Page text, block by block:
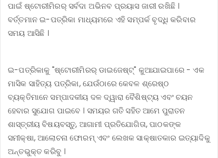
ପାଇଁ ଷ୍ଟୋରୀମିରର୍ ସର୍ବଦା ଅଭିନବ ପ୍ରୟାସ ଜାରୀ ରଖିଛି ।
ବର୍ତ୍ତମାନ ଇ-ପତ୍ରିକା ମାଧ୍ୟମରେ ଏହି ସମ୍ପର୍କ ବୃଦ୍ଧି କରିବାର
ସମୟ ଆସିଛି ।
ଇ-ପତ୍ରିକାକୁ "ଷ୍ଟୋରୀମିରର୍ ଡାଇଜେଷ୍ଟ୍" କୁଆଯାଇପାରେ - ଏକ
ମାସିକ ସାହିତ୍ୟ ପତ୍ରିକା, ଯେଉଁଠାରେ କେବଳ ଶ୍ରେଷ୍ଠ
ବ୍ୟକ୍ତିମାନେ ସମ୍ପାଦକୀୟ ଦଳ ଦ୍ୱାରା ବୈଶିଷ୍ଟ୍ୟ ଏବଂ ଚୟନ
ହେବାର ସୁଯୋଗ ପାଇବେ । ସମୟର ଗତି ସହିତ ଆମେ ପୁରାତନ
ଶାସ୍ତ୍ରୀୟ ବିଷୟବସ୍ତୁ, ଆଗାମୀ ପ୍ରତିଯୋଗିତା, ପାଠକଙ୍କ
ସମୀକ୍ଷା, ଆଲୋଚନା ଫୋରମ୍ ଏବଂ ଲେଖକ ସାକ୍ଷାତକାର ଇତ୍ୟାଦିକୁ
ଅନ୍ତଭୁକ୍ତ କରିବୁ ।